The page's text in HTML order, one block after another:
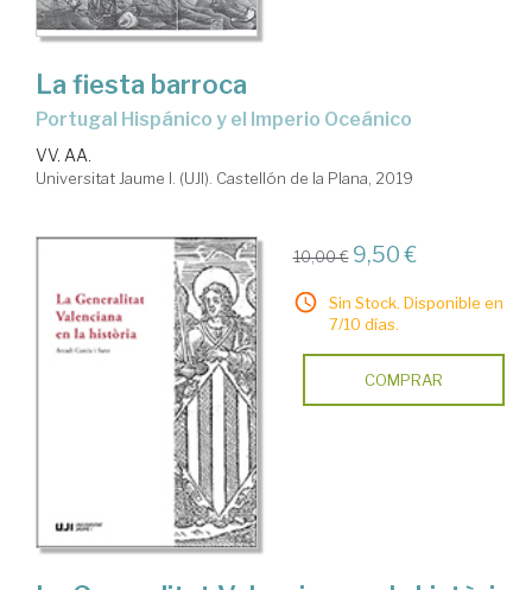
La fiesta barroca
Portugal Hispánico y el Imperio Oceánico
VV. AA.
Universitat Jaume I. (UJI). Castellón de la Plana, 2019
10,00 € 9,50 €
Sin Stock. Disponible en
7/10 días.
COMPRAR